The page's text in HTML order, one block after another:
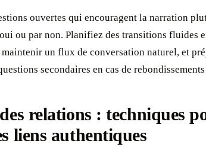
ouvertes qui encouragent la narration
ou par non. Planifiez des transitions fluides
un flux de conversation naturel, et
secondaires en cas de
relations : techniques
liens authentiques